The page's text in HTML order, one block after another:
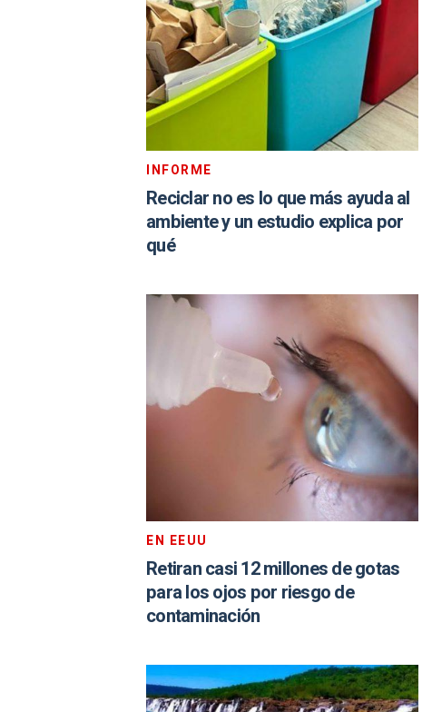
INFORME
Reciclar no es lo que más ayuda al
ambiente y un estudio explica por
qué
EN EEUU
Retiran casi 12 millones de gotas
para los ojos por riesgo de
contaminación